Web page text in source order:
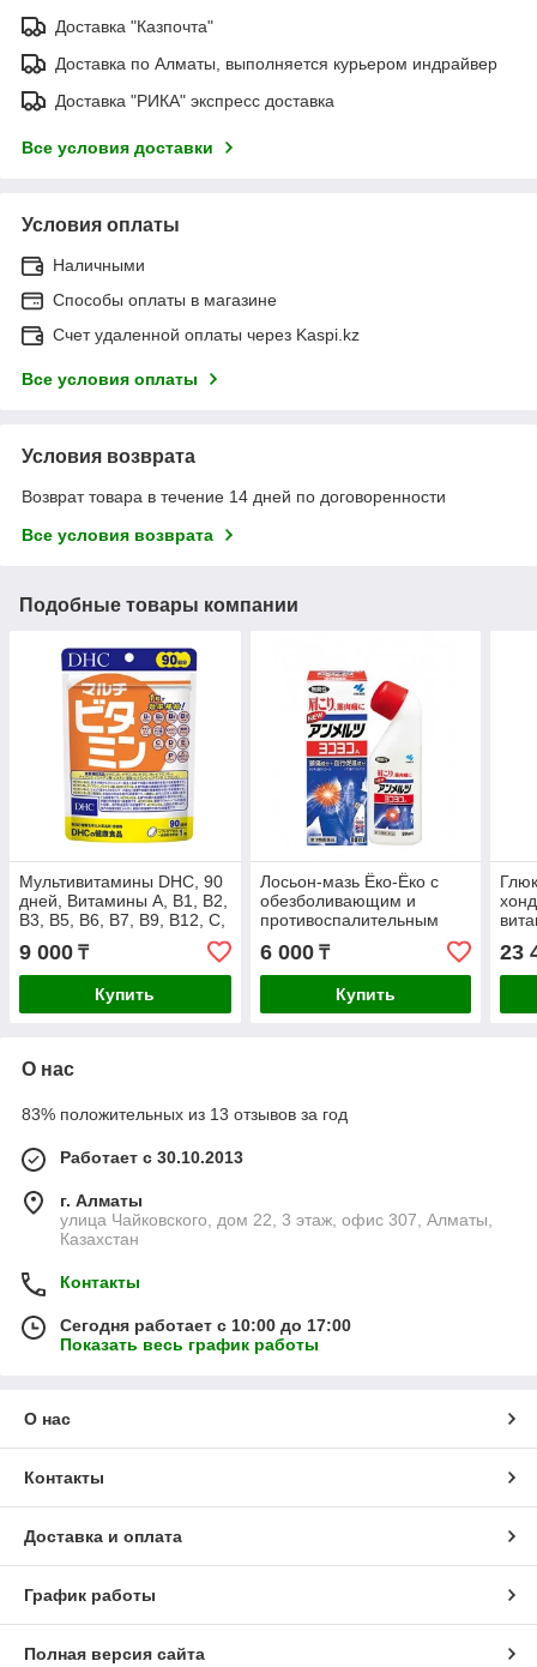
Доставка "Казпочта"
Доставка по Алматы, выполняется курьером индрайвер
Доставка "РИКА" экспресс доставка
Все условия доставки
Условия оплаты
Наличными
Способы оплаты в магазине
Счет удаленной оплаты через Kaspi.kz
Все условия оплаты
Условия возврата
Возврат товара в течение 14 дней по договоренности
Все условия возврата
Подобные товары компании
Мультивитамины DHC, 90
дней, Витамины А, В1, В2,
В3, В5, В6, В7, В9, В12, С,
9 000 ₸
Купить
Лосьон-мазь Ёко-Ёко с
обезболивающим и
противоспалительным
эффектом, 80 мл
6 000₸
Купить
23
О нас
83% положительных из 13 отзывов за год
Работает с 30.10.2013
г. Алматы
улица Чайковского, дом 22, 3 этаж, офис 307, Алматы,
Казахстан
Контакты
Сегодня работает с 10:00 до 17:00
Показать весь график работы
О нас
Контакты
Доставка и оплата
График работы
Полная версия сайта